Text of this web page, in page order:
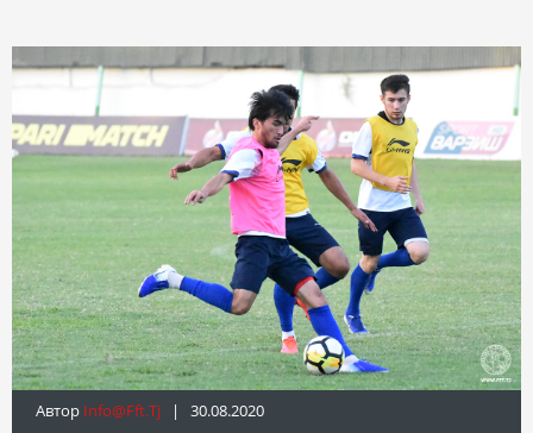
Автор Info@fft.tj | 30.08.2020